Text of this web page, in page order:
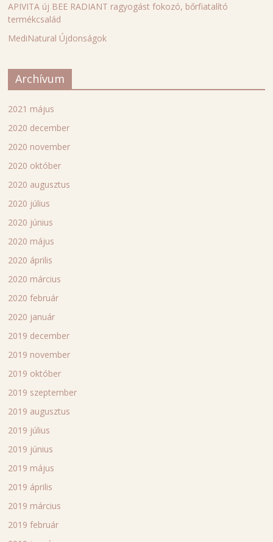
APIVITA új BEE RADIANT ragyogást fokozó, bőrfiatalító
termékcsalád
MediNatural Újdonságok
Archívum
2021 május
2020 december
2020 november
2020 október
2020 augusztus
2020 július
2020 június
2020 május
2020 április
2020 március
2020 február
2020 január
2019 december
2019 november
2019 október
2019 szeptember
2019 augusztus
2019 július
2019 június
2019 május
2019 április
2019 március
2019 február